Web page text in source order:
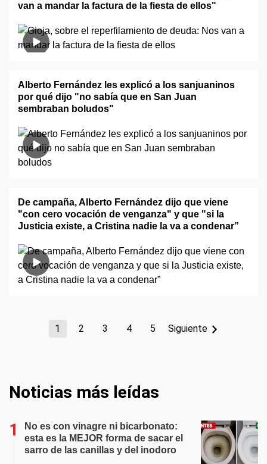
van a mandar la factura de la fiesta de ellos"
Alberto Fernández les explicó a los sanjuaninos
por qué dijo "no sabía que en San Juan
sembraban boludos"
De campaña, Alberto Fernández dijo que viene
"con cero vocación de venganza" y que "si la
Justicia existe, a Cristina nadie la va a condenar”
1 2 3 4 5 Siguiente
Noticias más leídas
No es con vinagre ni bicarbonato:
esta es la MEJOR forma de sacar el
sarro de las canillas y del inodoro